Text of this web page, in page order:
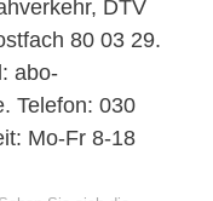
DTV
80 03 29.
abo-
. Telefon: 030
Mo-Fr 8-18